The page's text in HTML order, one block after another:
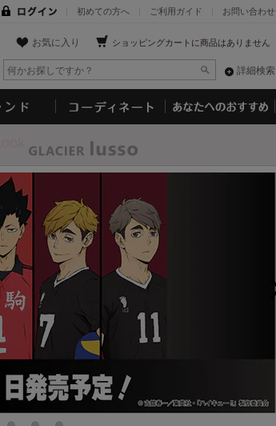
お問い合わせ
ご利用ガイド
初めての方へ
ショッピングカートに商品はありません
お気に入り
詳細検索